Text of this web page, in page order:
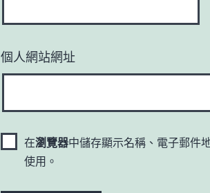
個人網站網址
在瀏覽器中儲存顯示名稱、電子郵件
使用。